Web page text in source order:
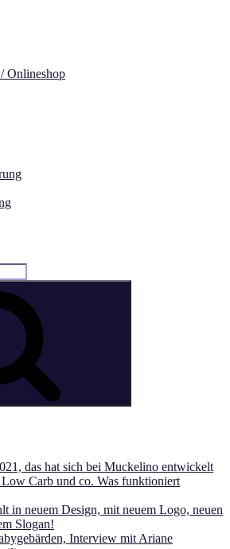
Onlineshop
das hat sich bei Muckelino entwickelt
Carb und co. Was funktioniert
in neuem Design, mit neuem Logo, neuen
Slogan!
Interview mit Ariane